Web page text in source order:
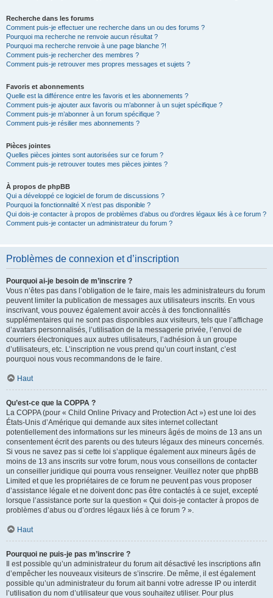
Recherche dans les forums
Comment puis-je effectuer une recherche dans un ou des forums ?
Pourquoi ma recherche ne renvoie aucun résultat ?
Pourquoi ma recherche renvoie à une page blanche ?!
Comment puis-je rechercher des membres ?
Comment puis-je retrouver mes propres messages et sujets ?
Favoris et abonnements
Quelle est la différence entre les favoris et les abonnements ?
Comment puis-je ajouter aux favoris ou m’abonner à un sujet spécifique ?
Comment puis-je m’abonner à un forum spécifique ?
Comment puis-je résilier mes abonnements ?
Pièces jointes
Quelles pièces jointes sont autorisées sur ce forum ?
Comment puis-je retrouver toutes mes pièces jointes ?
À propos de phpBB
Qui a développé ce logiciel de forum de discussions ?
Pourquoi la fonctionnalité X n’est pas disponible ?
Qui dois-je contacter à propos de problèmes d’abus ou d’ordres légaux liés à ce forum ?
Comment puis-je contacter un administrateur du forum ?
Problèmes de connexion et d’inscription
Pourquoi ai-je besoin de m’inscrire ?
Vous n’êtes pas dans l’obligation de le faire, mais les administrateurs du forum
peuvent limiter la publication de messages aux utilisateurs inscrits. En vous
inscrivant, vous pouvez également avoir accès à des fonctionnalités
supplémentaires qui ne sont pas disponibles aux visiteurs, tels que l’affichage
d’avatars personnalisés, l’utilisation de la messagerie privée, l’envoi de
courriers électroniques aux autres utilisateurs, l’adhésion à un groupe
d’utilisateurs, etc. L’inscription ne vous prend qu’un court instant, c’est
pourquoi nous vous recommandons de le faire.
Haut
Qu’est-ce que la COPPA ?
La COPPA (pour « Child Online Privacy and Protection Act ») est une loi des
États-Unis d’Amérique qui demande aux sites internet collectant
potentiellement des informations sur les mineurs âgés de moins de 13 ans un
consentement écrit des parents ou des tuteurs légaux des mineurs concernés.
Si vous ne savez pas si cette loi s’applique également aux mineurs âgés de
moins de 13 ans inscrits sur votre forum, nous vous conseillons de contacter
un conseiller juridique qui pourra vous renseigner. Veuillez noter que phpBB
Limited et que les propriétaires de ce forum ne peuvent pas vous proposer
d’assistance légale et ne doivent donc pas être contactés à ce sujet, excepté
lorsque l’assistance porte sur la question « Qui dois-je contacter à propos de
problèmes d’abus ou d’ordres légaux liés à ce forum ? ».
Haut
Pourquoi ne puis-je pas m’inscrire ?
Il est possible qu’un administrateur du forum ait désactivé les inscriptions afin
d’empêcher les nouveaux visiteurs de s’inscrire. De même, il est également
possible qu’un administrateur du forum ait banni votre adresse IP ou interdit
l’utilisation du nom d’utilisateur que vous souhaitez utiliser. Pour plus